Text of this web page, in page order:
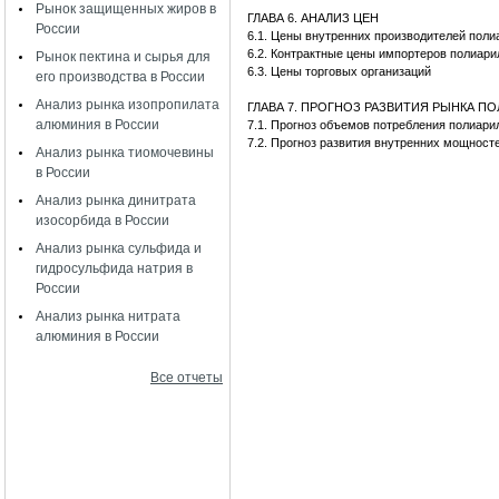
Рынок защищенных жиров в
России
Рынок пектина и сырья для
его производства в России
Анализ рынка изопропилата
алюминия в России
Анализ рынка тиомочевины
в России
Анализ рынка динитрата
изосорбида в России
Анализ рынка сульфида и
гидросульфида натрия в
России
Анализ рынка нитрата
алюминия в России
Все отчеты
ГЛАВА 6. АНАЛИЗ ЦЕН
6.1. Цены внутренних производителей
6.2. Контрактные цены импортеров
6.3. Цены торговых организаций
ГЛАВА 7. ПРОГНОЗ РАЗВИТИЯ РЫНКА
7.1. Прогноз объемов потребления
7.2. Прогноз развития внутренних